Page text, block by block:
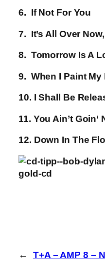
6. If Not For You
7. It’s All Over
8. Tomorrow Is A
9. When I Paint My
10. I Shall Be
11. You Ain’t Goin‘
12. Down In The
←
T+A – AMP 8 –